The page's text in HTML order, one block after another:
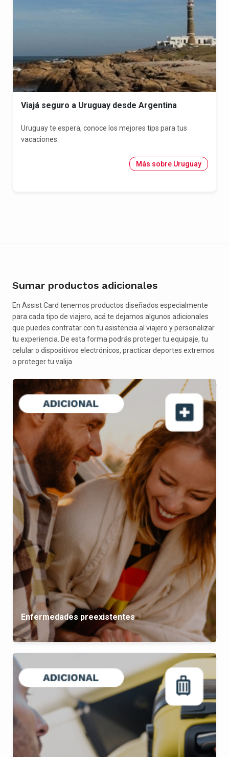
Viajá seguro a Uruguay desde Argentina
Uruguay te espera, conoce los mejores tips para tus
vacaciones.
Más sobre Uruguay
Sumar productos adicionales
En Assist Card tenemos productos diseñados especialmente
para cada tipo de viajero, acá te dejamos algunos adicionales
que puedes contratar con tu asistencia al viajero y personalizar
tu experiencia. De esta forma podrás proteger tu equipaje, tu
celular o dispositivos electrónicos, practicar deportes extremos
o proteger tu valija
Enfermedades preexistentes